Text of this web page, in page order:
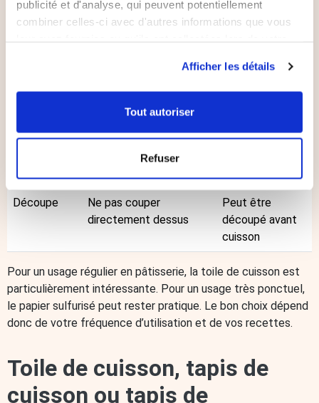
publicité et d'analyse, qui peuvent potentiellement
combiner celles-ci avec d'autres informations que vous
Afficher les détails
Tout autoriser
Refuser
ou une grille adaptée
plaque
ponctuelles du
Plus stable avec une
Nettoyage après usage
Découpe
Ne pas couper
directement dessus
Peut être
découpé avant
cuisson
Pour un usage régulier en pâtisserie, la toile de cuisson est
particulièrement intéressante. Pour un usage très ponctuel,
le papier sulfurisé peut rester pratique. Le bon choix dépend
donc de votre fréquence d’utilisation et de vos recettes.
Toile de cuisson, tapis de
cuisson ou tapis de